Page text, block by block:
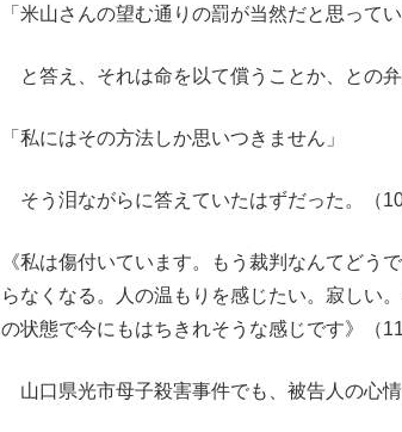
「米山さんの望む通りの罰が当然だと思ってい
と答え、それは命を以て償うことか、との弁
「私にはその方法しか思いつきません」
そう泪ながらに答えていたはずだった。（10
《私は傷付いています。もう裁判なんてどう
らなくなる。人の温もりを感じたい。寂しい
の状態で今にもはちきれそうな感じです》（11
山口県光市母子殺害事件でも、被告人の心